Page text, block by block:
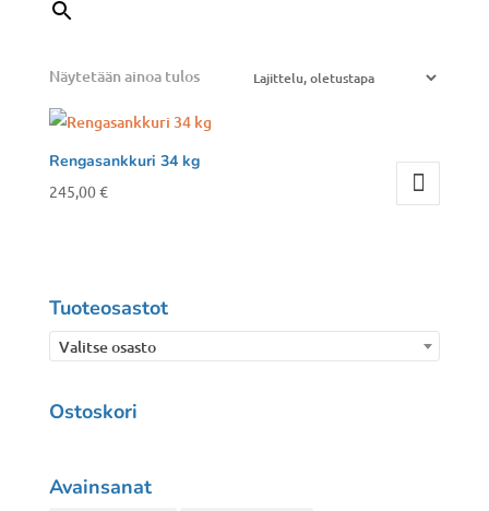
Näytetään ainoa tulos
Rengasankkuri 34 kg
245,00€
Tuoteosastot
Valitse osasto
Ostoskori
Avainsanat